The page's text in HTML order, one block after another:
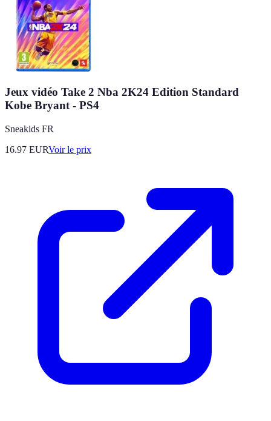
Jeux vidéo Take 2 Nba 2K24 Edition Standard
Kobe Bryant - PS4
Sneakids FR
16.97 EURVoir le prix